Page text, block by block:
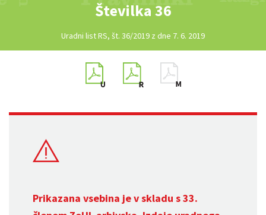
Številka 36
Uradni list RS, št. 36/2019 z dne 7. 6. 2019
Prikazana vsebina je v skladu s 33.